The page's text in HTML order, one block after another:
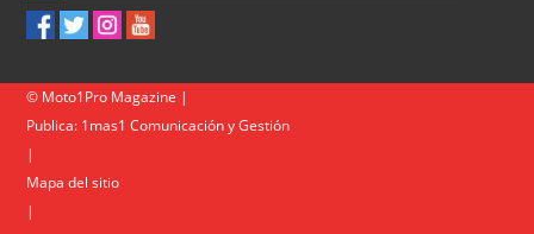
© Moto1Pro Magazine |
Publica: 1mas1 Comunicación y Gestión
|
Mapa del sitio
|